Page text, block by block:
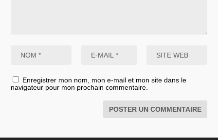
Enregistrer mon nom, mon e-mail et mon site dans le
navigateur pour mon prochain commentaire.